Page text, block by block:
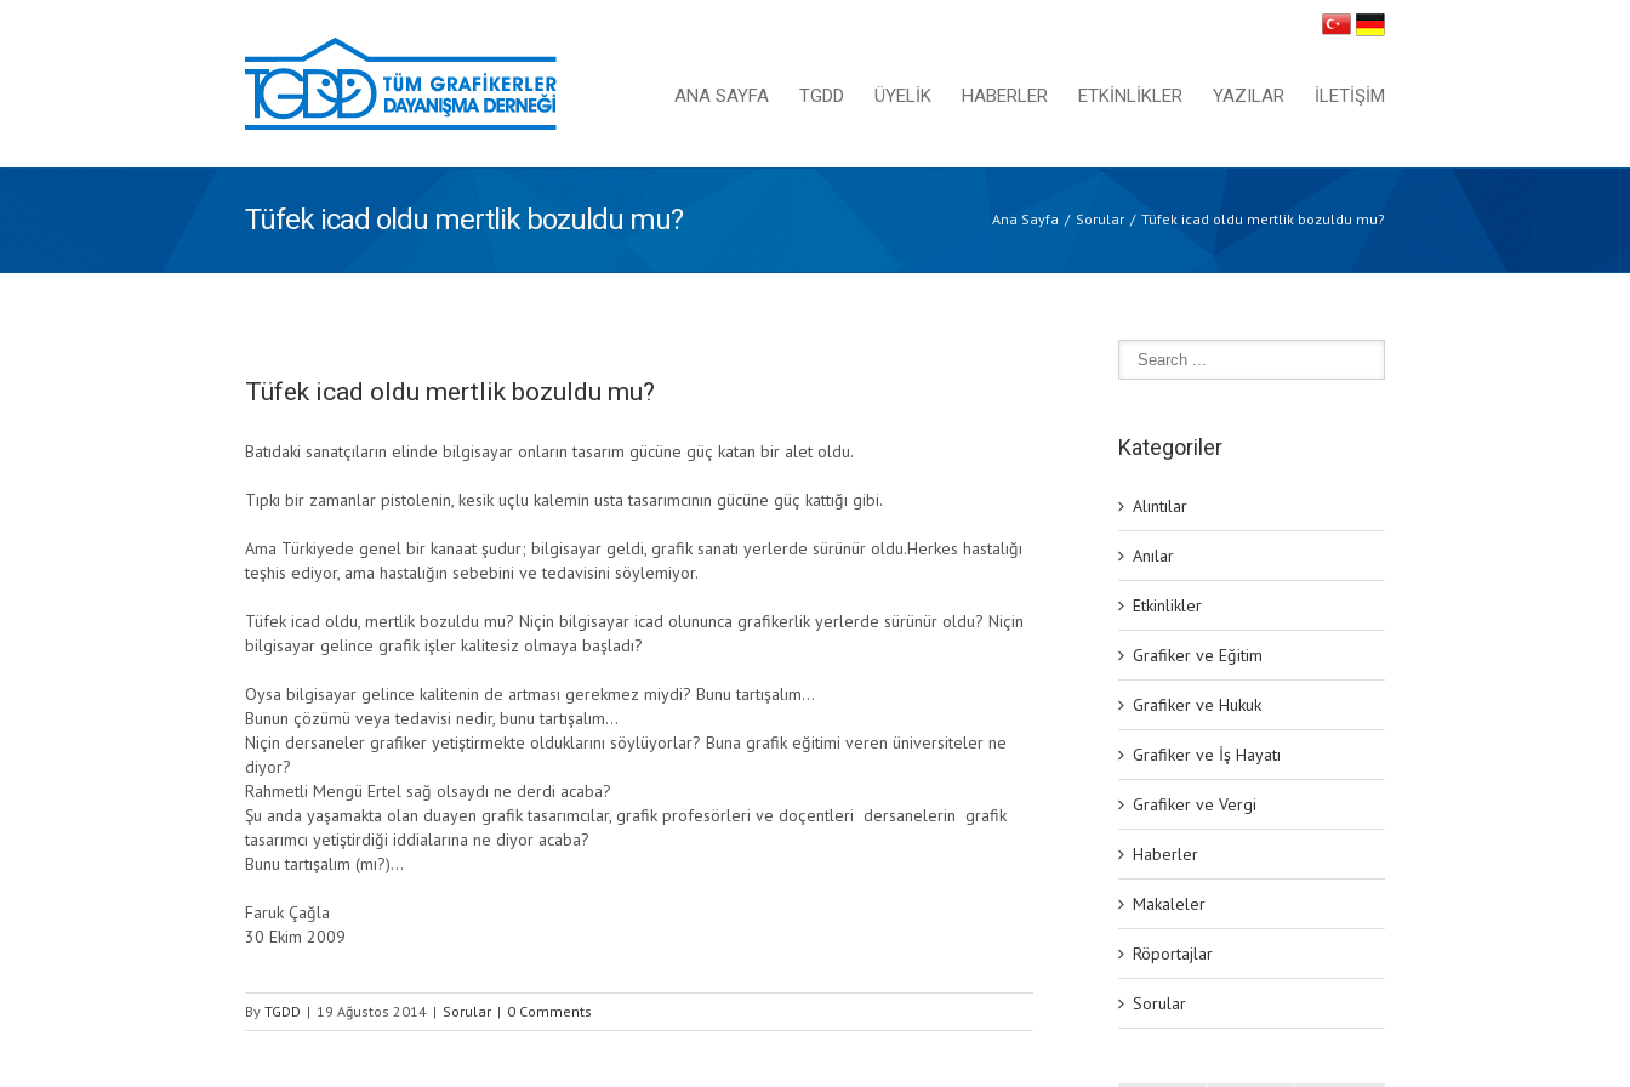
ANA SAYFA TGDD ÜYELİK HABERLER ETKİNLİKLER YAZILAR İLETİŞİM
Tüfek icad oldu mertlik bozuldu mu? Ana Sayfa Sorular Tüfek icad oldu mertlik bozuldu mu?
Tüfek icad oldu mertlik bozuldu mu?
Batıdaki sanatçıların elinde bilgisayar onların tasarım gücüne güç katan bir alet oldu.
Tıpkı bir zamanlar pistolenin, kesik uçlu kalemin usta tasarımcının gücüne güç kattığı gibi.
Ama Türkiyede genel bir kanaat şudur; bilgisayar geldi, grafik sanatı yerlerde sürünür oldu.Herkes hastalığı
teşhis ediyor, ama hastalığın sebebini ve tedavisini söylemiyor.
Tüfek icad oldu, mertlik bozuldu mu? Niçin bilgisayar icad olununca grafikerlik yerlerde sürünür oldu? Niçin
bilgisayar gelince grafik işler kalitesiz olmaya başladı?
Oysa bilgisayar gelince kalitenin de artması gerekmez miydi? Bunu tartışalım…
Bunun çözümü veya tedavisi nedir, bunu tartışalım…
Niçin dersaneler grafiker yetiştirmekte olduklarını söylüyorlar? Buna grafik eğitimi veren üniversiteler ne
diyor?
Rahmetli Mengü Ertel sağ olsaydı ne derdi acaba?
Şu anda yaşamakta olan duayen grafik tasarımcılar, grafik profesörleri ve doçentleri dersanelerin grafik
tasarımcı yetiştirdiği iddialarına ne diyor acaba?
Bunu tartışalım (mı?)…
Faruk Çağla
30 Ekim 2009
By TGDD | 19 Ağustos 2014 | Sorular | 0 Comments
Kategoriler
Alıntılar
Anılar
Etkinlikler
Grafiker ve Eğitim
Grafiker ve Hukuk
Grafiker ve İş Hayatı
Grafiker ve Vergi
Haberler
Makaleler
Röportajlar
Sorular